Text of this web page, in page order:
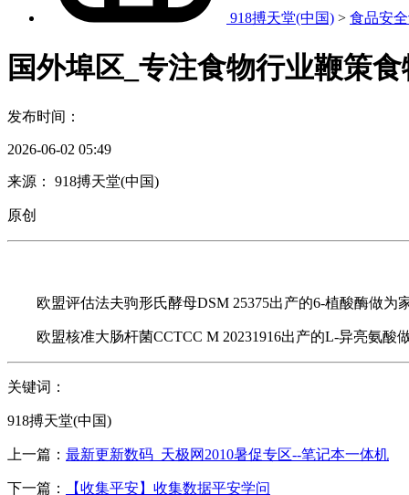
918搏天堂(中国) > 食品安
国外埠区_专注食物行业鞭策
发布时间：
2026-06-02 05:49
来源： 918搏天堂(中国)
原创
欧盟评估法夫驹形氏酵母DSM 25375出产的6-植酸酶做为
欧盟核准大肠杆菌CCTCC M 20231916出产的L-异亮氨酸
关键词：
918搏天堂(中国)
上一篇： 最新更新数码_天极网2010暑促专区--笔记本一体机
下一篇： 【收集平安】收集数据平安学问